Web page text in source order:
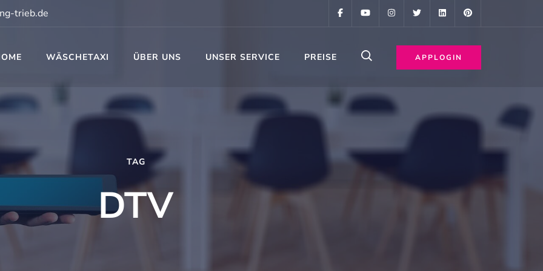
trieb.de
WÄSCHETAXI ÜBER UNS UNSER SERVICE PREISE APPLOGIN
TAG
DTV